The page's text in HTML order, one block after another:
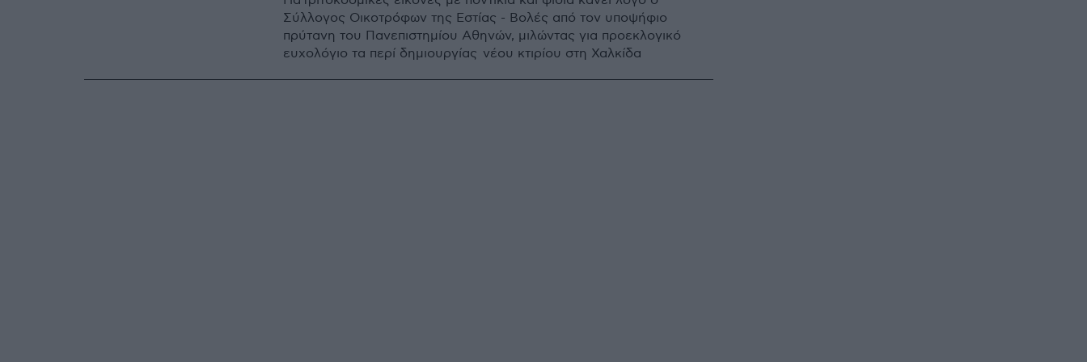
Σύλλογος Οικοτρόφων της Εστίας - Βολές από τον υποψήφιο
πρύτανη του Πανεπιστημίου Αθηνών, μιλώντας για προεκλογικό
ευχολόγιο τα περί δημιουργίας νέου κτιρίου στη Χαλκίδα